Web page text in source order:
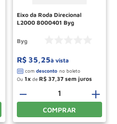
Eixo da Roda Direcional
L2000 8000401 Byg
Byg
R$ 35,25à vista
Ou 1 de R$ 37,37
＋
－
COMPRAR